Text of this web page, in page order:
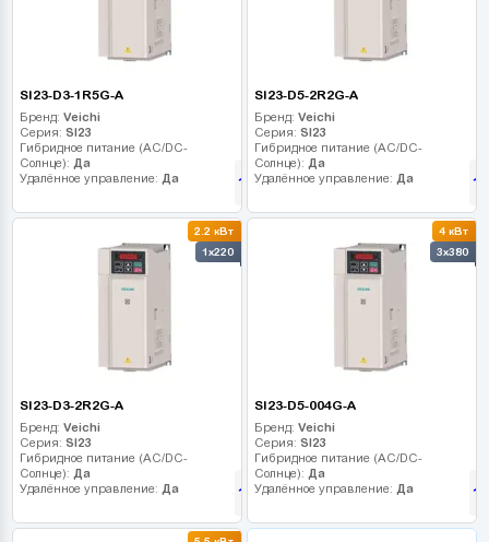
SI23-D3-1R5G-A
Бренд: Veichi
Серия: SI23
Гибридное питание (AC/DC-
Солнце): Да
Удалённое управление: Да 11 430грн
SI23-D5-2R2G-A
Бренд: Veichi
Серия: SI23
Гибридное питание (AC/DC-
Солнце): Да
Удалённое управление: Да
2.2 кВт
1x220
SI23-D3-2R2G-A
Бренд: Veichi
Серия: SI23
Гибридное питание (AC/DC-
Солнце): Да
Удалённое управление: Да 13 410грн
4 кВт
3x380
SI23-D5-004G-A
Бренд: Veichi
Серия: SI23
Гибридное питание (AC/DC-
Солнце): Да
Удалённое управление: Да